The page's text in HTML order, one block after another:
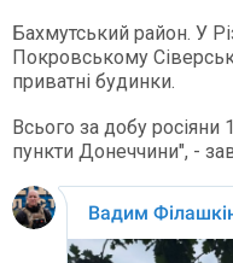
Бахмутський район. У
Покровському
приватні будинки.
Всього за добу росіяни
пункти Донеччини", -